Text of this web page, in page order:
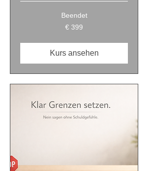
Beendet
€ 399
Kurs ansehen